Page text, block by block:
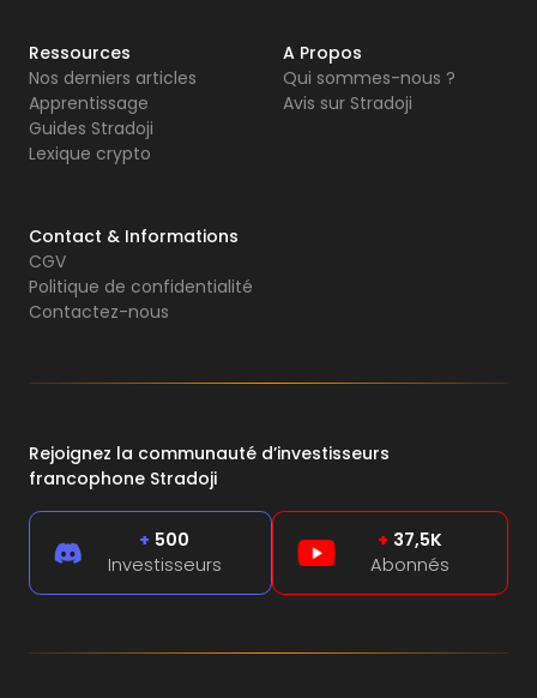
Ressources
Nos derniers articles
Apprentissage
Guides Stradoji
Lexique crypto
A Propos
Qui sommes-nous ?
Avis sur Stradoji
Contact & Informations
CGV
Politique de confidentialité
Contactez-nous
Rejoignez la communauté d’investisseurs
francophone Stradoji
+ 500
Investisseurs
+ 37,5K
Abonnés